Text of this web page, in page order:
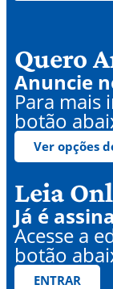
Quero
Anuncie
Para mais
botão
Ver opções
Leia
Já é
Acesse a
botão
ENTRAR